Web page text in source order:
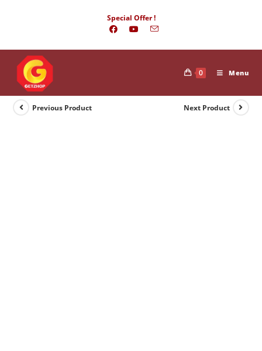
Special Offer !
0 Menu
Previous Product Next Product